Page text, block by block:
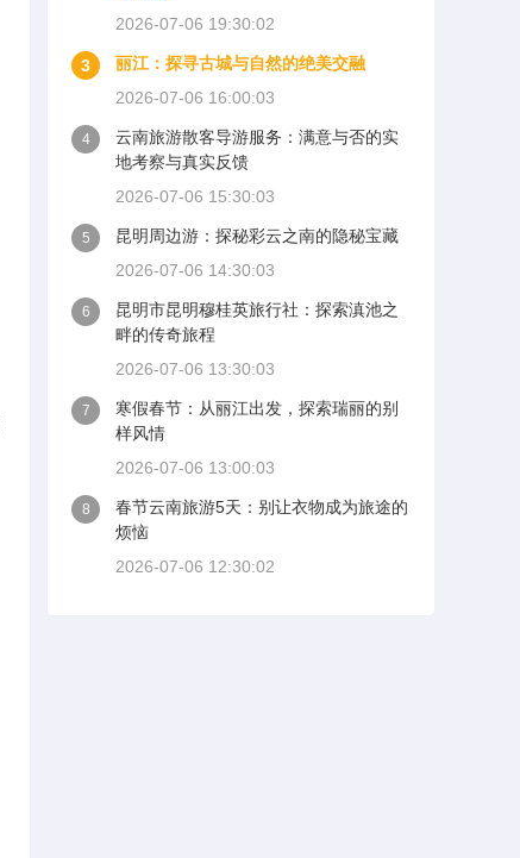
2026-07-06 19:30:02
3
丽江：探寻古城与自然的绝美交融
2026-07-06 16:00:03
4
云南旅游散客导游服务：满意与否的实
地考察与真实反馈
2026-07-06 15:30:03
5
昆明周边游：探秘彩云之南的隐秘宝藏
2026-07-06 14:30:03
6
昆明市昆明穆桂英旅行社：探索滇池之
畔的传奇旅程
2026-07-06 13:30:03
7
寒假春节：从丽江出发，探索瑞丽的别
样风情
2026-07-06 13:00:03
8
春节云南旅游5天：别让衣物成为旅途的
烦恼
2026-07-06 12:30:02